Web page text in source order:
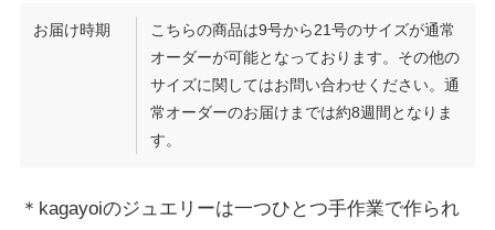
お届け時期
こちらの商品は9号から21号のサイズが通常
オーダーが可能となっております。その他の
サイズに関してはお問い合わせください。通
常オーダーのお届けまでは約8週間となりま
す。
＊kagayoiのジュエリーは一つひとつ手作業で作られ